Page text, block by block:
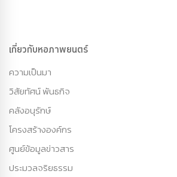
เกี่ยวกับหอภาพยนตร์
ความเป็นมา
วิสัยทัศน์ พันธกิจ
คลังอนุรักษ์
โครงสร้างองค์กร
ศูนย์ข้อมูลข่าวสาร
ประมวลจริยธรรม